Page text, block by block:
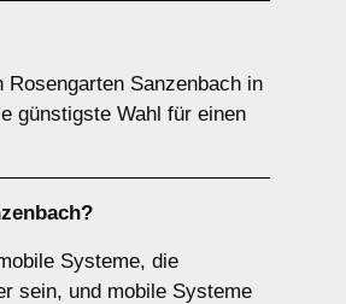
Sanzenbach in
günstigste Wahl für einen
Systeme, die
sein, und mobile Systeme